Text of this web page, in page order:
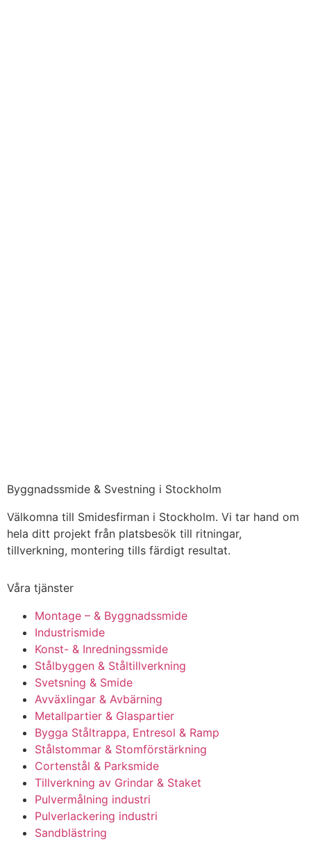
Byggnadssmide & Svestning i Stockholm
Välkomna till Smidesfirman i Stockholm. Vi tar hand om
hela ditt projekt från platsbesök till ritningar,
tillverkning, montering tills färdigt resultat.
Våra tjänster
Montage – & Byggnadssmide
Industrismide
Konst- & Inredningssmide
Stålbyggen & Ståltillverkning
Svetsning & Smide
Avväxlingar & Avbärning
Metallpartier & Glaspartier
Bygga Ståltrappa, Entresol & Ramp
Stålstommar & Stomförstärkning
Cortenstål & Parksmide
Tillverkning av Grindar & Staket
Pulvermålning industri
Pulverlackering industri
Sandblästring